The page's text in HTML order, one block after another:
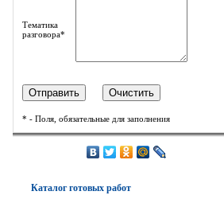
Тематика
разговора*
* - Поля, обязательные для заполнения
Каталог готовых работ